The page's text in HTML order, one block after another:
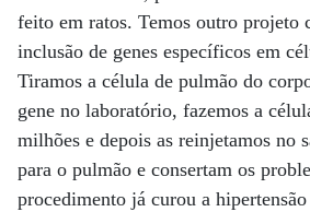
feito em ratos. Temos outro projeto
inclusão de genes específicos em
Tiramos a célula de pulmão do
gene no laboratório, fazemos a
milhões e depois as reinjetamos no
para o pulmão e consertam os
procedimento já curou a